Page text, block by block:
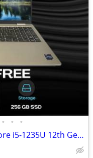
• • •
Dell Latitude 5530 Laptop Intel Core i5-1235U 12th Gen 16GB DDR4 RAM